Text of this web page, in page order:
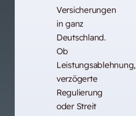
Versicherungen
in ganz
Deutschland.
Ob
Leistungsablehnung,
verzögerte
Regulierung
oder Streit